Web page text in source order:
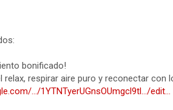
bonificado!
respirar aire puro y reconectar con
…/1YTNTyerUGnsOUmgcl9tl…/edit…